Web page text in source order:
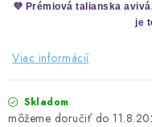
💜 Prémiová talianska
je
Viac informácií
Skladom